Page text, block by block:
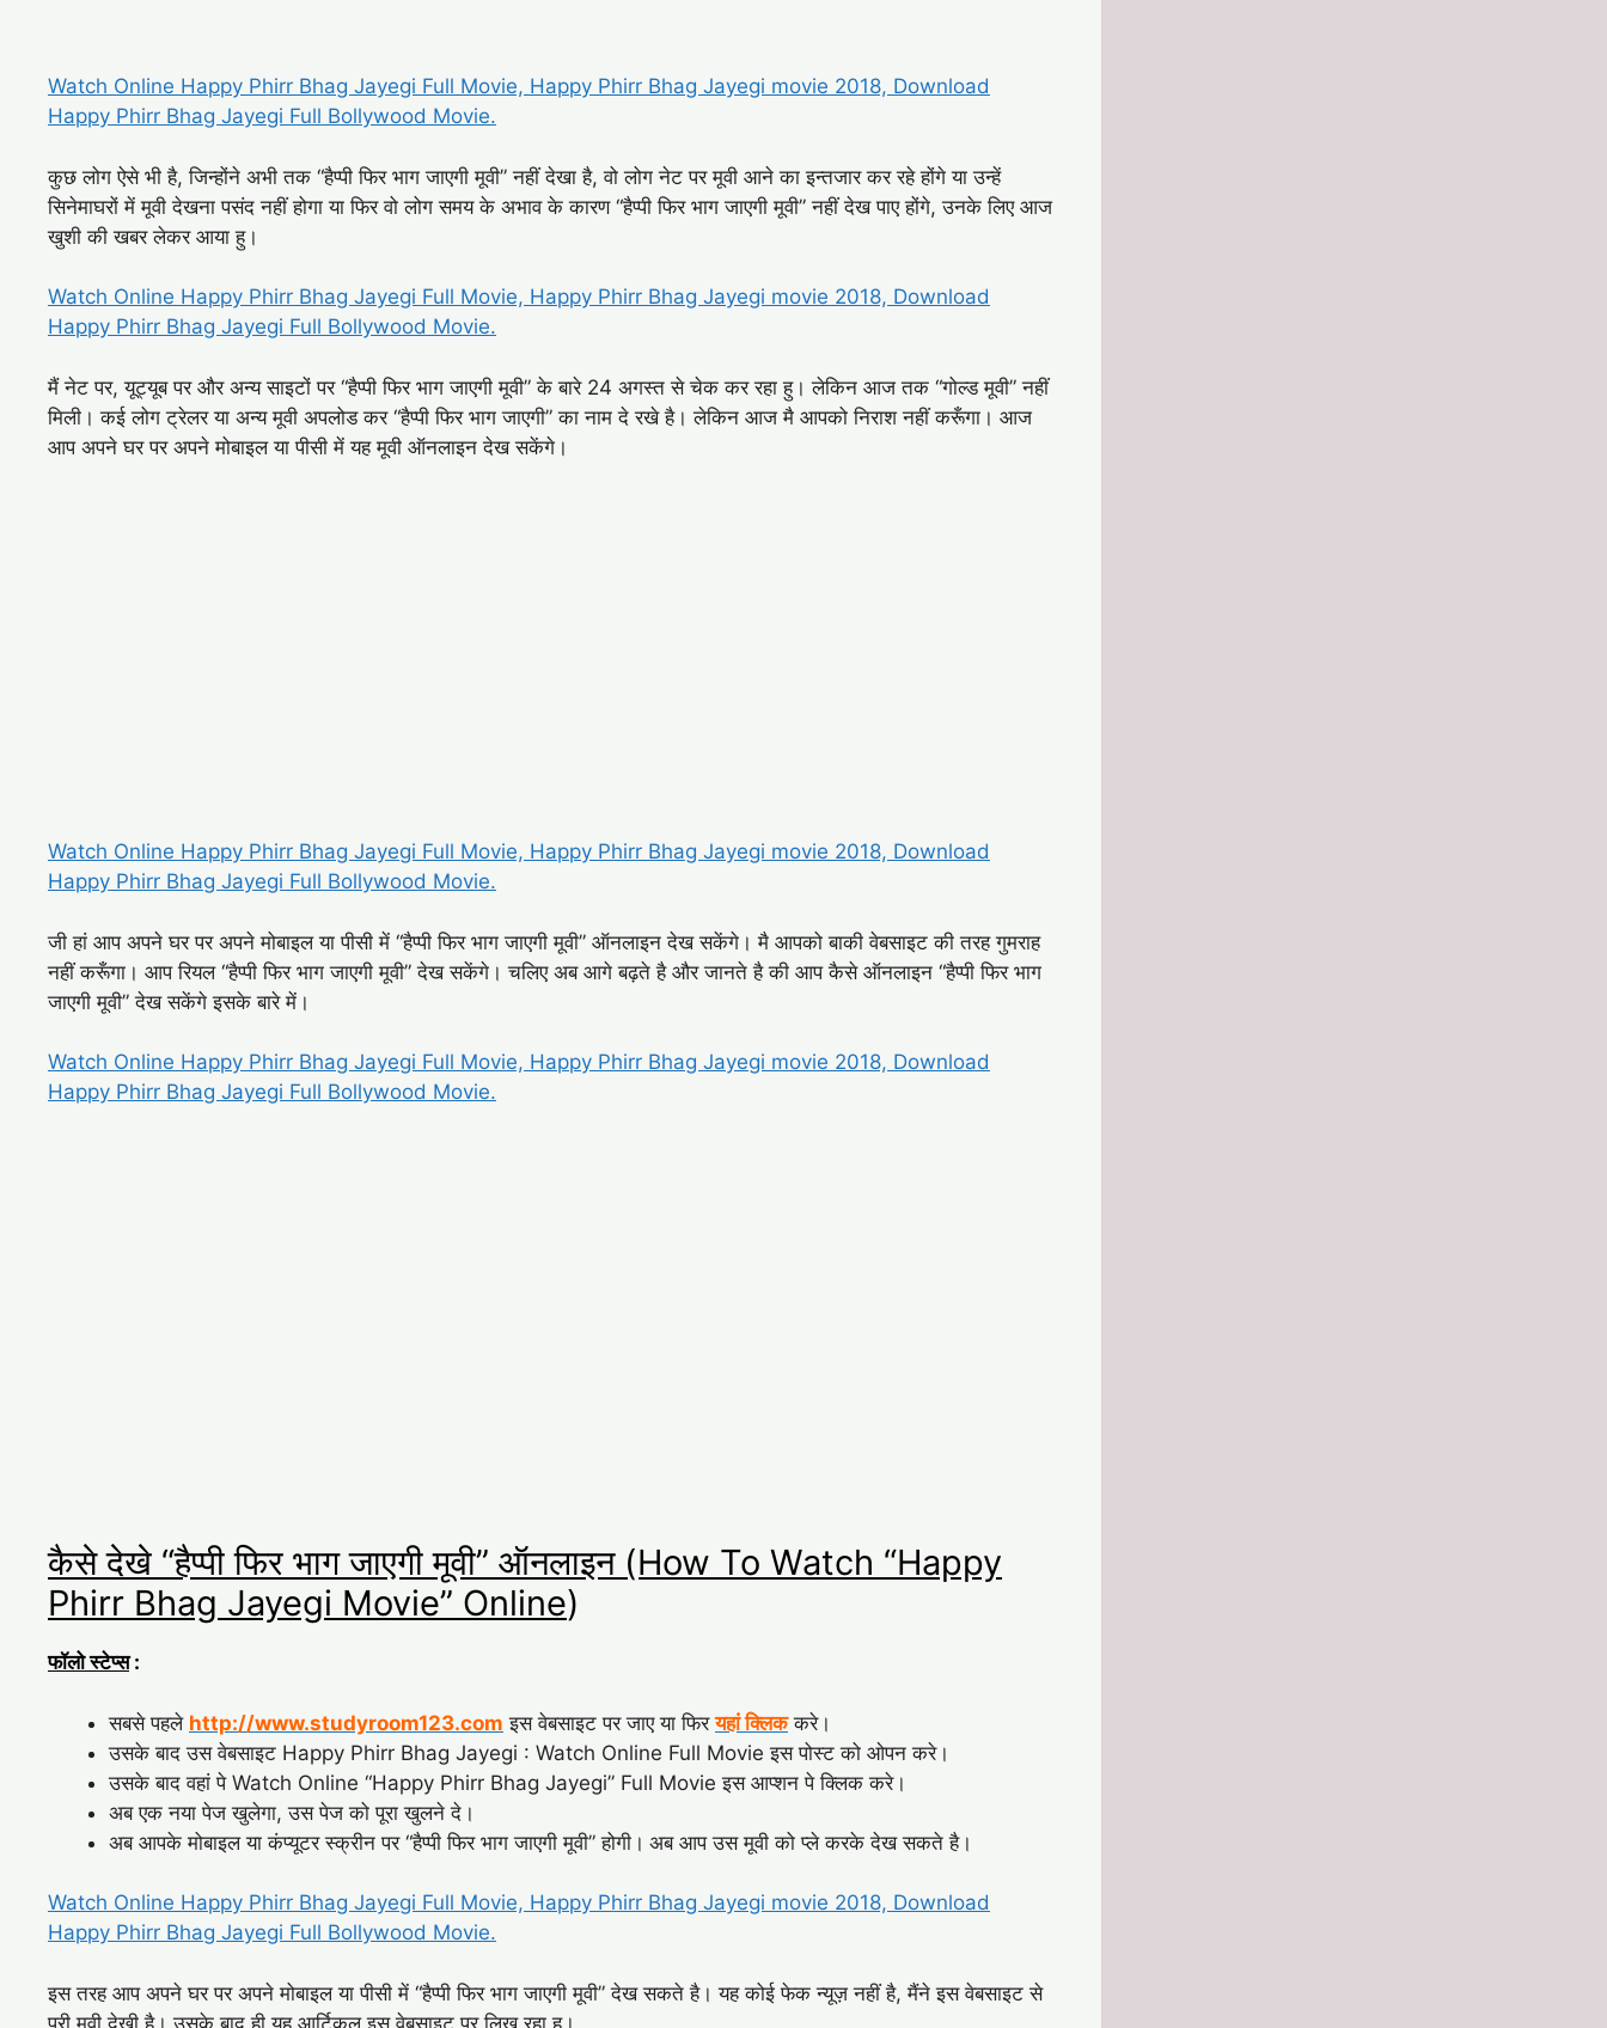
Watch Online Happy Phirr Bhag Jayegi Full Movie, Happy Phirr Bhag Jayegi movie 2018, Download
Happy Phirr Bhag Jayegi Full Bollywood Movie.
कुछ लोग ऐसे भी है, जिन्होंने अभी तक “हैप्पी फिर भाग जाएगी मूवी” नहीं देखा है, वो लोग नेट पर मूवी आने का इन्तजार कर रहे होंगे या उन्हें
सिनेमाघरों में मूवी देखना पसंद नहीं होगा या फिर वो लोग समय के अभाव के कारण “हैप्पी फिर भाग जाएगी मूवी” नहीं देख पाए होंगे, उनके लिए आज
खुशी की खबर लेकर आया हु।
Watch Online Happy Phirr Bhag Jayegi Full Movie, Happy Phirr Bhag Jayegi movie 2018, Download
Happy Phirr Bhag Jayegi Full Bollywood Movie.
मैं नेट पर, यूट्यूब पर और अन्य साइटों पर “हैप्पी फिर भाग जाएगी मूवी” के बारे 24 अगस्त से चेक कर रहा हु। लेकिन आज तक “गोल्ड मूवी” नहीं
मिली। कई लोग ट्रेलर या अन्य मूवी अपलोड कर “हैप्पी फिर भाग जाएगी” का नाम दे रखे है। लेकिन आज मै आपको निराश नहीं करूँगा। आज
आप अपने घर पर अपने मोबाइल या पीसी में यह मूवी ऑनलाइन देख सकेंगे।
Watch Online Happy Phirr Bhag Jayegi Full Movie, Happy Phirr Bhag Jayegi movie 2018, Download
Happy Phirr Bhag Jayegi Full Bollywood Movie.
जी हां आप अपने घर पर अपने मोबाइल या पीसी में “हैप्पी फिर भाग जाएगी मूवी” ऑनलाइन देख सकेंगे। मै आपको बाकी वेबसाइट की तरह गुमराह
नहीं करूँगा। आप रियल “हैप्पी फिर भाग जाएगी मूवी” देख सकेंगे। चलिए अब आगे बढ़ते है और जानते है की आप कैसे ऑनलाइन “हैप्पी फिर भाग
जाएगी मूवी” देख सकेंगे इसके बारे में।
Watch Online Happy Phirr Bhag Jayegi Full Movie, Happy Phirr Bhag Jayegi movie 2018, Download
Happy Phirr Bhag Jayegi Full Bollywood Movie.
कैसे देखे “हैप्पी फिर भाग जाएगी मूवी” ऑनलाइन (How To Watch “Happy
Phirr Bhag Jayegi Movie” Online)
फॉलो स्टेप्स:
सबसे पहले http://www.studyroom123.com इस वेबसाइट पर जाए या फिरयहां क्लिककरे।
उसके बाद उस वेबसाइट Happy Phirr Bhag Jayegi : Watch Online Full Movie इस पोस्ट को ओपन करे।
उसके बाद वहां पे Watch Online “Happy Phirr Bhag Jayegi” Full Movie इस आप्शन पे क्लिक करे।
अब एक नया पेज खुलेगा, उस पेज को पूरा खुलने दे।
अब आपके मोबाइल या कंप्यूटर स्क्रीन पर “हैप्पी फिर भाग जाएगी मूवी” होगी। अब आप उस मूवी को प्ले करके देख सकते है।
Watch Online Happy Phirr Bhag Jayegi Full Movie, Happy Phirr Bhag Jayegi movie 2018, Download
Happy Phirr Bhag Jayegi Full Bollywood Movie.
इस तरह आप अपने घर पर अपने मोबाइल या पीसी में “हैप्पी फिर भाग जाएगी मूवी” देख सकते है। यह कोई फेक न्यूज़ नहीं है, मैंने इस वेबसाइट से
पूरी मूवी देखी है। उसके बाद ही यह आर्टिकल इस वेबसाइट पर लिख रहा हु।